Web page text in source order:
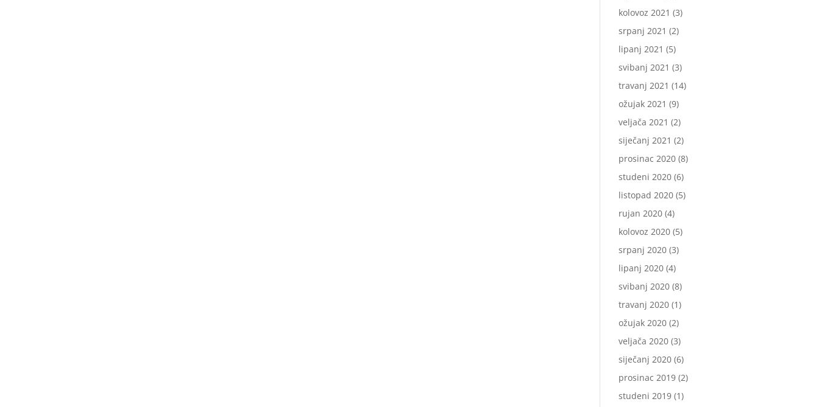
kolovoz 2021 (3)
srpanj 2021 (2)
lipanj 2021 (5)
svibanj 2021 (3)
travanj 2021 (14)
ožujak 2021 (9)
veljača 2021 (2)
siječanj 2021 (2)
prosinac 2020 (8)
studeni 2020 (6)
listopad 2020 (5)
rujan 2020 (4)
kolovoz 2020 (5)
srpanj 2020 (3)
lipanj 2020 (4)
svibanj 2020 (8)
travanj 2020 (1)
ožujak 2020 (2)
veljača 2020 (3)
siječanj 2020 (6)
prosinac 2019 (2)
studeni 2019 (1)